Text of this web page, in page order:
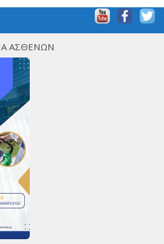
ΑΣΘΕΝΩΝ